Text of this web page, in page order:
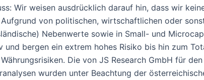
Wir weisen ausdrücklich darauf hin, dass wir
von politischen, wirtschaftlichen oder
Nebenwerte sowie in Small- und
bergen ein extrem hohes Risiko bis hin zum
Die von JS Research GmbH für
wurden unter Beachtung der